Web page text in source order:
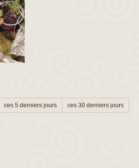
ces 5 derniers jours ces 30 derniers jours